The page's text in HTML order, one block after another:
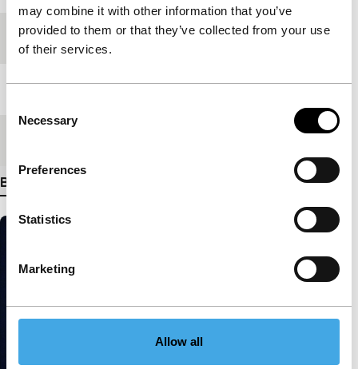
may combine it with other information that you’ve
provided to them or that they’ve collected from your use
of their services.
Selection
Necessary
Preferences
Statistics
Marketing
Allow all
Festivaleditie IFFR 2009
Lengte 75'
Bekijk meer details